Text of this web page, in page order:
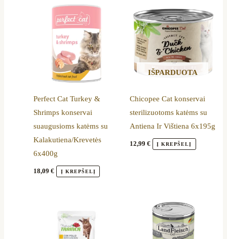
Perfect Cat Turkey &
Shrimps konservai
suaugusioms katėms su
Kalakutiena/Krevetės
6x400g
18,09€ Į KREPŠELĮ
IŠPARDUOTA
Chicopee Cat konservai
sterilizuotoms katėms su
Antiena Ir Vištiena 6x195g
12,99 € Į KREPŠELĮ